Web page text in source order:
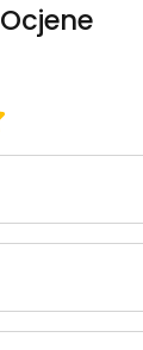
Ocjene
5
4